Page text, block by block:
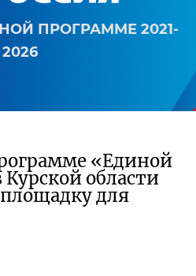
ПРОГРАММЕ 2021-
2026
«Единой
области
для